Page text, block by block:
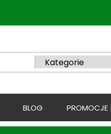
BLOG PROMOCJE